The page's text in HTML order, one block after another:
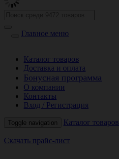
Главное меню
Каталог товаров
Доставка и оплата
Бонусная программа
О компании
Контакты
Вход / Регистрация
Toggle navigation Каталог товаров
Скачать прайс-лист